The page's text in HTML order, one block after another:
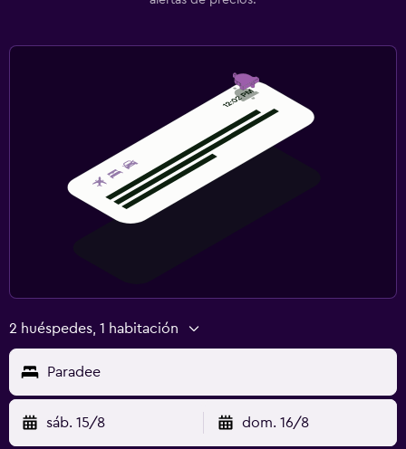
2 huéspedes, 1 habitación
Paradee
sáb. 15/8 dom. 16/8